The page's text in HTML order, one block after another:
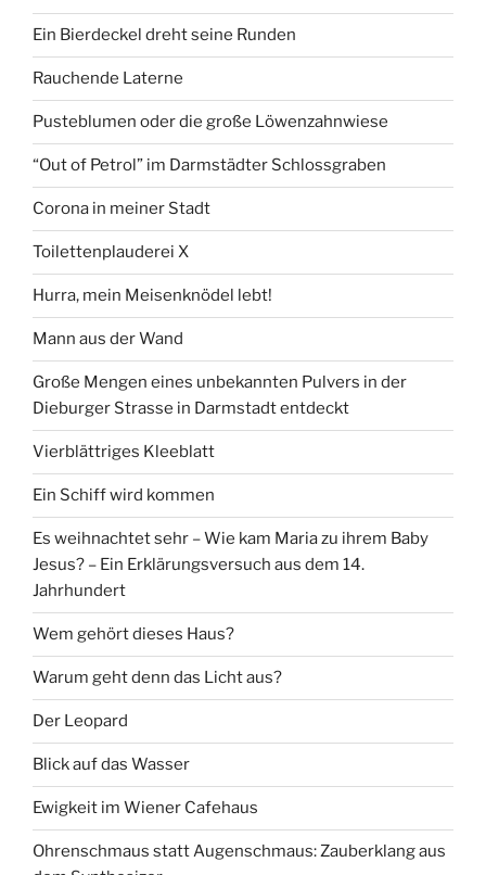
Ein Bierdeckel dreht seine Runden
Rauchende Laterne
Pusteblumen oder die große Löwenzahnwiese
“Out of Petrol” im Darmstädter Schlossgraben
Corona in meiner Stadt
Toilettenplauderei X
Hurra, mein Meisenknödel lebt!
Mann aus der Wand
Große Mengen eines unbekannten Pulvers in der
Dieburger Strasse in Darmstadt entdeckt
Vierblättriges Kleeblatt
Ein Schiff wird kommen
Es weihnachtet sehr – Wie kam Maria zu ihrem Baby
Jesus? – Ein Erklärungsversuch aus dem 14.
Jahrhundert
Wem gehört dieses Haus?
Warum geht denn das Licht aus?
Der Leopard
Blick auf das Wasser
Ewigkeit im Wiener Cafehaus
Ohrenschmaus statt Augenschmaus: Zauberklang aus